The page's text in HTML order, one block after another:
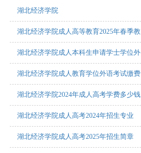
湖北经济学院
湖北经济学院成人高等教育2025年春季教
湖北经济学院成人本科生申请学士学位外
湖北经济学院成人教育学位外语考试缴费
湖北经济学院2024年成人高考学费多少钱
湖北经济学院成人高考2024年招生专业
湖北经济学院成人高考2025年招生简章